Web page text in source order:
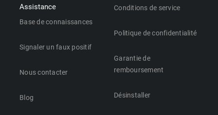
Assistance
Base de connaissances
Signaler un faux positif
Nous contacter
Blog
Conditions de service
Politique de confidentialité
Garantie de
remboursement
Désinstaller